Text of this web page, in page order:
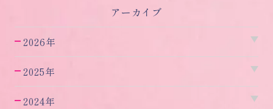
アーカイブ
2026年
2025年
2024年